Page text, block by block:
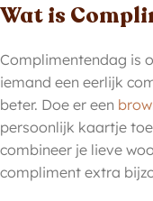
Wat is
Complimentendag is
iemand een eerlijk
beter. Doe er een
persoonlijk kaartje
combineer je lieve
compliment extra